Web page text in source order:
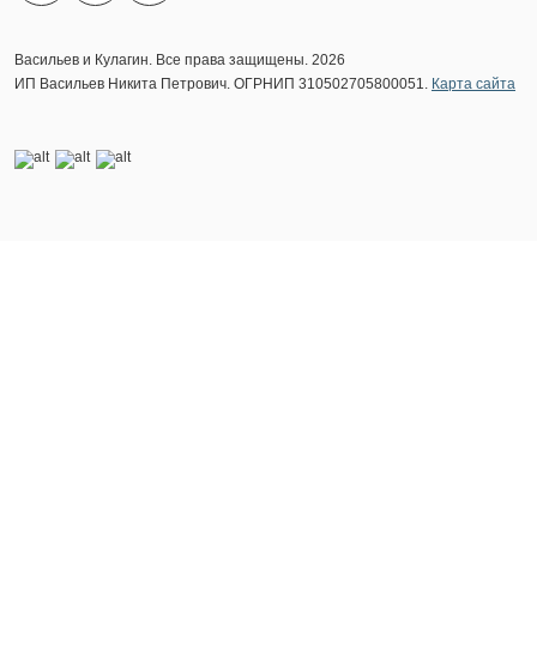
Васильев и Кулагин. Все права защищены. 2026
ИП Васильев Никита Петрович. ОГРНИП 310502705800051. Карта сайта